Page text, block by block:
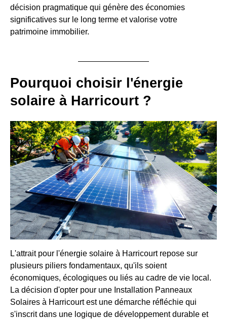
décision pragmatique qui génère des économies
significatives sur le long terme et valorise votre
patrimoine immobilier.
Pourquoi choisir l'énergie
solaire à Harricourt ?
L'attrait pour l'énergie solaire à Harricourt repose sur
plusieurs piliers fondamentaux, qu'ils soient
économiques, écologiques ou liés au cadre de vie local.
La décision d'opter pour une Installation Panneaux
Solaires à Harricourt est une démarche réfléchie qui
s'inscrit dans une logique de développement durable et